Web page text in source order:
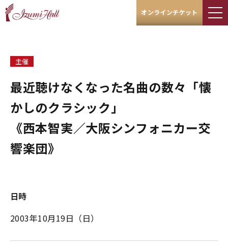
オンラインチケット
主催
最近聴けなくなった名曲の数々「懐
かしのクラシック」
《西本智実／大阪シンフォニカー交
響楽団》
日時
2003年10月19日（日）